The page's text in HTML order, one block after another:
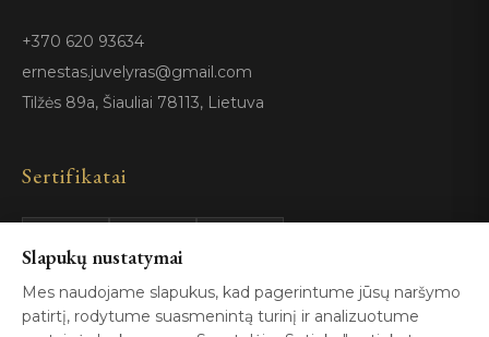
+370 620 93634
ernestas.juvelyras@gmail.com
Tilžės 89a, Šiauliai 78113, Lietuva
Sertifikatai
GIA
Certified
ISO 9001
Slapukų nustatymai
Mes naudojame slapukus, kad pagerintume jūsų naršymo
patirtį, rodytume suasmenintą turinį ir analizuotume